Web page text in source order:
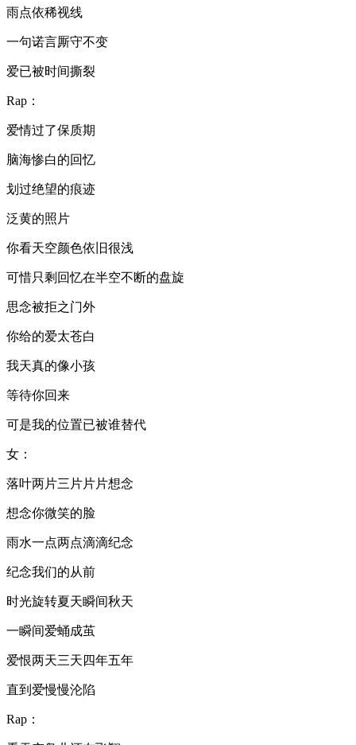
雨点依稀视线
一句诺言厮守不变
爱已被时间撕裂
Rap：
爱情过了保质期
脑海惨白的回忆
划过绝望的痕迹
泛黄的照片
你看天空颜色依旧很浅
可惜只剩回忆在半空不断的盘旋
思念被拒之门外
你给的爱太苍白
我天真的像小孩
等待你回来
可是我的位置已被谁替代
女：
落叶两片三片片片想念
想念你微笑的脸
雨水一点两点滴滴纪念
纪念我们的从前
时光旋转夏天瞬间秋天
一瞬间爱蛹成茧
爱恨两天三天四年五年
直到爱慢慢沦陷
Rap：